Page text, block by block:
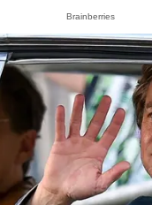
Brainberries